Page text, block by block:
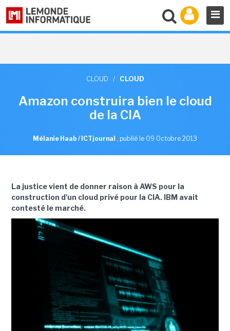
CLOUD / CLOUD
Amazon construira bien le cloud
de la CIA
Mélanie Haab / ICTjournal , publié le 09 Octobre 2013
La justice vient de donner raison à AWS pour la
construction d'un cloud privé pour la CIA. IBM avait
contesté le marché.